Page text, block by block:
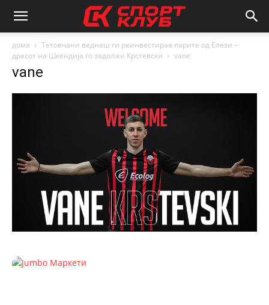
дома
Тетовчани веднаш ги реинвестираа парите од Елези –
дресот на Шкендија го задолжи Крстевски
vane
vane